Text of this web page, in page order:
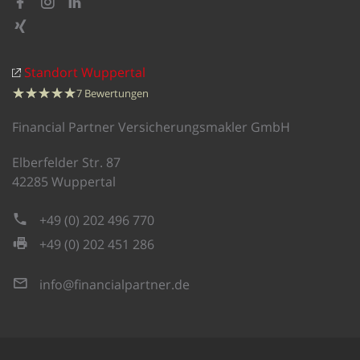
Standort Wuppertal
☆☆☆☆☆
★★★★★7 Bewertungen
Financial Partner Versicherungsmakler GmbH
Elberfelder Str. 87
42285 Wuppertal
+49 (0) 202 496 770
+49 (0) 202 451 286
info@financialpartner.de